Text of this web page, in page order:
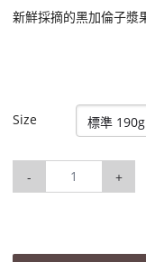
新鮮採摘的黑加倫子漿
Size
- +